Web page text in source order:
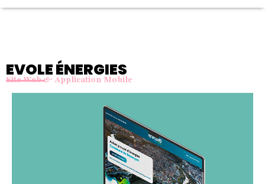
EVOLE ÉNERGIES
Site Web & Application Mobile